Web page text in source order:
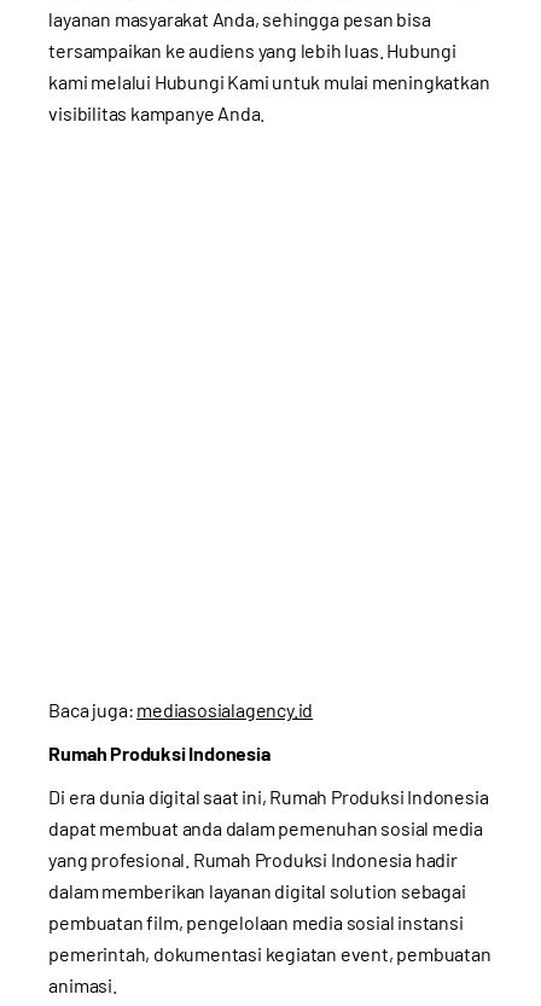
layanan masyarakat Anda, sehingga pesan bisa
tersampaikan ke audiens yang lebih luas. Hubungi
kami melalui Hubungi Kami untuk mulai meningkatkan
visibilitas kampanye Anda.
Baca juga: mediasosialagency.id
Rumah Produksi Indonesia
Di era dunia digital saat ini, Rumah Produksi Indonesia
dapat membuat anda dalam pemenuhan sosial media
yang profesional. Rumah Produksi Indonesia hadir
dalam memberikan layanan digital solution sebagai
pembuatan film, pengelolaan media sosial instansi
pemerintah, dokumentasi kegiatan event, pembuatan
animasi.